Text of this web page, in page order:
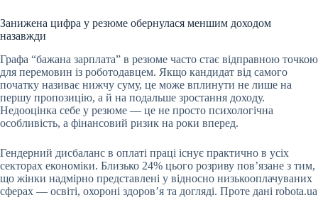
Занижена цифра у резюме обернулася меншим доходом
назавжди
Графа “бажана зарплата” в резюме часто стає відправною точкою
для перемовин із роботодавцем. Якщо кандидат від самого
початку називає нижчу суму, це може вплинути не лише на
першу пропозицію, а й на подальше зростання доходу.
Недооцінка себе у резюме — це не просто психологічна
особливість, а фінансовий ризик на роки вперед.
Гендерний дисбаланс в оплаті праці існує практично в усіх
секторах економіки. Близько 24% цього розриву пов’язане з тим,
що жінки надмірно представлені у відносно низькооплачуваних
сферах — освіті, охороні здоров’я та догляді. Проте дані robota.ua